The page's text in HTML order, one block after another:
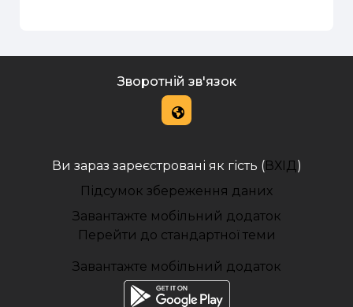
Зворотній зв'язок
Ви зараз зареєстровані як гість (ВХІД)
Підсумок збереження даних
Завантажте мобільний додаток
Перейти до стандартної теми
Завантажте мобільний додаток